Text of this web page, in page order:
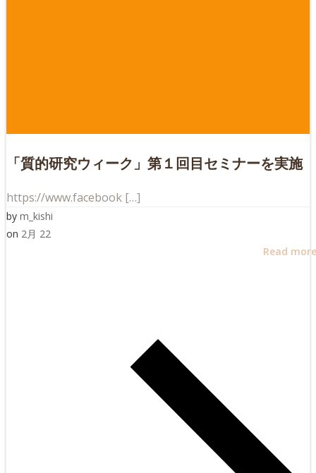
「質的研究ウィーク」第１回目セミナーを実施
https://www.facebook […]
by m_kishi
on 2月 22
Read more